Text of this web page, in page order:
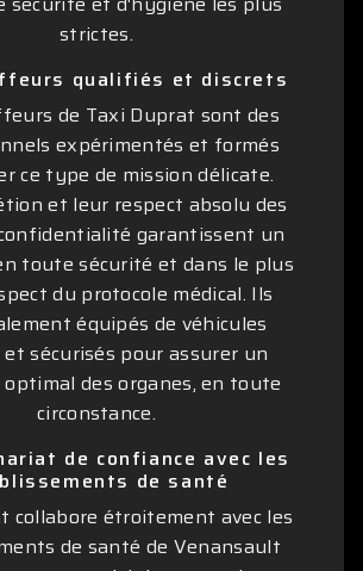
strictes.
qualifiés et discrets
de Taxi Duprat sont des
expérimentés et formés
ce type de mission délicate.
et leur respect absolu des
garantissent un
toute sécurité et dans le plus
du protocole médical. Ils
équipés de véhicules
sécurisés pour assurer un
des organes, en toute
circonstance.
de confiance avec les
de santé
collabore étroitement avec les
de santé de Venansault